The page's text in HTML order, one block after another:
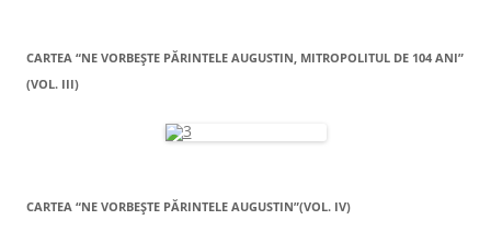
CARTEA “NE VORBEŞTE PĂRINTELE AUGUSTIN, MITROPOLITUL DE 104 ANI”
(VOL. III)
CARTEA “NE VORBEŞTE PĂRINTELE AUGUSTIN”(VOL. IV)